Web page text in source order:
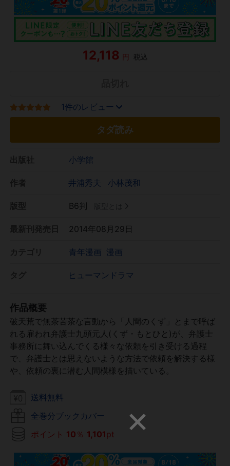
12,118 円 税込
1件のレビュー
タダ読み
小学館
井浦秀夫 小林茂和
B6判
2014年08月29日
青年漫画 漫画
ヒューマンドラマ
作品概要
破天荒で無茶苦茶な言動から「人間のくず」とまで呼ば
れる雇われ弁護士九頭元人(くず・もとひと)が、弁護士
事務所に舞い込んでくる様々な依頼を引き受ける過程
で、弁護士とは思えないような方法で依頼を解決する様
や、依頼の裏に潜む人間模様を描いている。
送料無料
全巻分ブックカバー
ポイント 10 ％ 1,101pt